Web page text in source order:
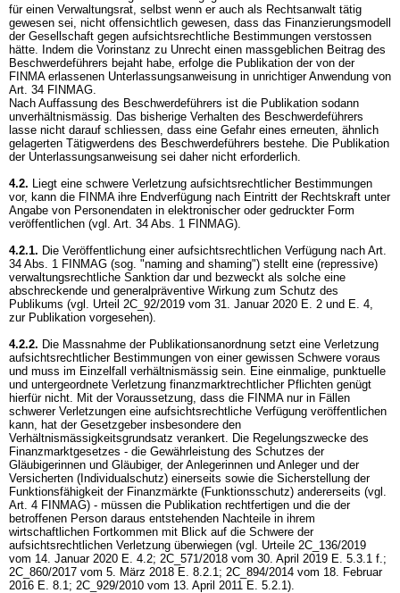
für einen Verwaltungsrat, selbst wenn er auch als Rechtsanwalt tätig
gewesen sei, nicht offensichtlich gewesen, dass das Finanzierungsmodell
der Gesellschaft gegen aufsichtsrechtliche Bestimmungen verstossen
hätte. Indem die Vorinstanz zu Unrecht einen massgeblichen Beitrag des
Beschwerdeführers bejaht habe, erfolge die Publikation der von der
FINMA erlassenen Unterlassungsanweisung in unrichtiger Anwendung von
Art. 34 FINMAG.
Nach Auffassung des Beschwerdeführers ist die Publikation sodann
unverhältnismässig. Das bisherige Verhalten des Beschwerdeführers
lasse nicht darauf schliessen, dass eine Gefahr eines erneuten, ähnlich
gelagerten Tätigwerdens des Beschwerdeführers bestehe. Die Publikation
der Unterlassungsanweisung sei daher nicht erforderlich.
4.2. Liegt eine schwere Verletzung aufsichtsrechtlicher Bestimmungen
vor, kann die FINMA ihre Endverfügung nach Eintritt der Rechtskraft unter
Angabe von Personendaten in elektronischer oder gedruckter Form
veröffentlichen (vgl. Art. 34 Abs. 1 FINMAG).
4.2.1. Die Veröffentlichung einer aufsichtsrechtlichen Verfügung nach Art.
34 Abs. 1 FINMAG (sog. "naming and shaming") stellt eine (repressive)
verwaltungsrechtliche Sanktion dar und bezweckt als solche eine
abschreckende und generalpräventive Wirkung zum Schutz des
Publikums (vgl. Urteil 2C_92/2019 vom 31. Januar 2020 E. 2 und E. 4,
zur Publikation vorgesehen).
4.2.2. Die Massnahme der Publikationsanordnung setzt eine Verletzung
aufsichtsrechtlicher Bestimmungen von einer gewissen Schwere voraus
und muss im Einzelfall verhältnismässig sein. Eine einmalige, punktuelle
und untergeordnete Verletzung finanzmarktrechtlicher Pflichten genügt
hierfür nicht. Mit der Voraussetzung, dass die FINMA nur in Fällen
schwerer Verletzungen eine aufsichtsrechtliche Verfügung veröffentlichen
kann, hat der Gesetzgeber insbesondere den
Verhältnismässigkeitsgrundsatz verankert. Die Regelungszwecke des
Finanzmarktgesetzes - die Gewährleistung des Schutzes der
Gläubigerinnen und Gläubiger, der Anlegerinnen und Anleger und der
Versicherten (Individualschutz) einerseits sowie die Sicherstellung der
Funktionsfähigkeit der Finanzmärkte (Funktionsschutz) andererseits (vgl.
Art. 4 FINMAG) - müssen die Publikation rechtfertigen und die der
betroffenen Person daraus entstehenden Nachteile in ihrem
wirtschaftlichen Fortkommen mit Blick auf die Schwere der
aufsichtsrechtlichen Verletzung überwiegen (vgl. Urteile 2C_136/2019
vom 14. Januar 2020 E. 4.2; 2C_571/2018 vom 30. April 2019 E. 5.3.1 f.;
2C_860/2017 vom 5. März 2018 E. 8.2.1; 2C_894/2014 vom 18. Februar
2016 E. 8.1; 2C_929/2010 vom 13. April 2011 E. 5.2.1).